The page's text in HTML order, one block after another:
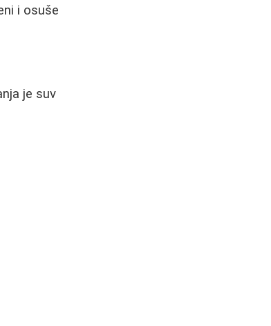
i osuše
je suv